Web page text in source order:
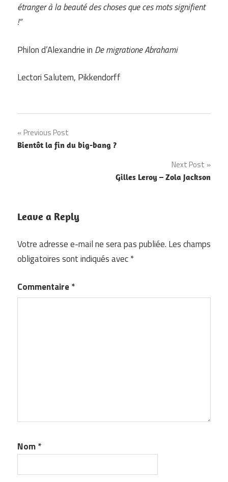
étranger à la beauté des choses que ces mots signifient
!”
Philon d’Alexandrie in De migratione Abrahami
Lectori Salutem, Pikkendorff
Navigation
de
Previous Post
Bientôt la fin du big-bang ?
Next Post
Gilles Leroy – Zola Jackson
Leave a Reply
Votre adresse e-mail ne sera pas publiée. Les champs
obligatoires sont indiqués avec*
Commentaire*
Nom*